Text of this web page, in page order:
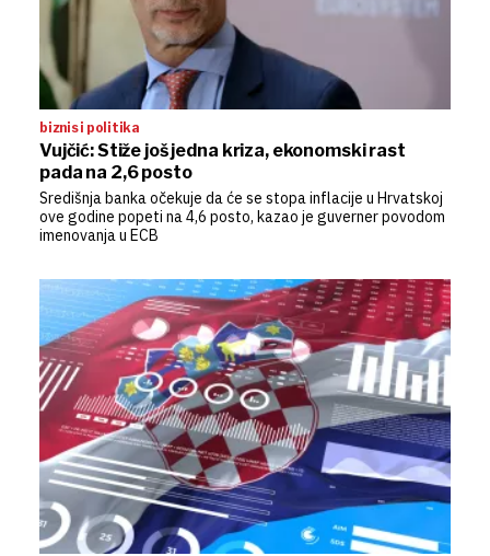
biznis i politika
Vujčić: Stiže još jedna kriza, ekonomski rast
pada na 2,6 posto
Središnja banka očekuje da će se stopa inflacije u Hrvatskoj
ove godine popeti na 4,6 posto, kazao je guverner povodom
imenovanja u ECB